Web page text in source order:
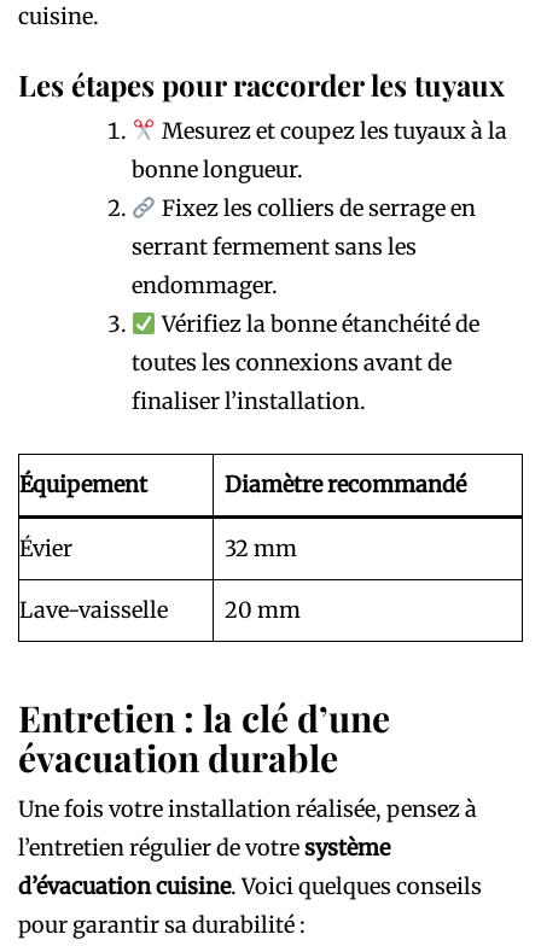
cuisine.
Les étapes pour raccorder les tuyaux
Mesurez et coupez les tuyaux à la
bonne longueur.
Fixez les colliers de serrage en
serrant fermement sans les
endommager.
Vérifiez la bonne étanchéité de
toutes les connexions avant de
finaliser l’installation.
Équipement Diamètre recommandé
Évier 32 mm
Lave-vaisselle 20 mm
Entretien : la clé d’une
évacuation durable
Une fois votre installation réalisée, pensez à
l’entretien régulier de votresystème
d’évacuation cuisine. Voici quelques conseils
pour garantir sa durabilité :